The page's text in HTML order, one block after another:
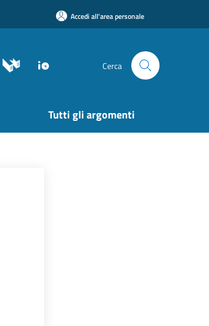
Accedi all'area personale
Cerca
Tutti gli argomenti